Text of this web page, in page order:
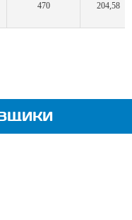
470 204,58